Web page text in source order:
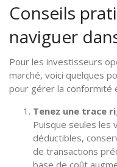
Conseils
naviguer
Pour les investisseurs
marché, voici quelques
pour gérer la conformité
Tenez une trace
Puisque seules les
déductibles,
de transactions
base de coût